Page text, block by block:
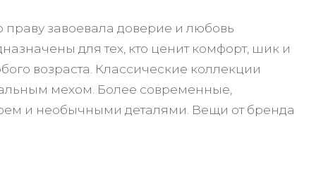
завоевала доверие и любовь
для тех, кто ценит комфорт, шик и
возраста. Классические коллекции
мехом. Более современные,
и необычными деталями. Вещи от бренда